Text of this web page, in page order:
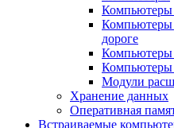
Компьютеры
Компьютеры
дороге
Компьютеры
Компьютеры
Модули
Хранение данных
Оперативная
Встраиваемые